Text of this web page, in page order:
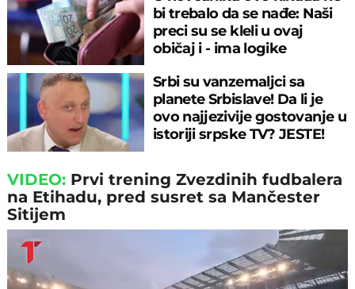
bi trebalo da se nađe: Naši
preci su se kleli u ovaj
običaj i - ima logike
Srbi su vanzemaljci sa
planete Srbislave! Da li je
ovo najjezivije gostovanje u
istoriji srpske TV? JESTE!
VIDEO: Prvi trening Zvezdinih fudbalera
na Etihadu, pred susret sa Mančester
Sitijem